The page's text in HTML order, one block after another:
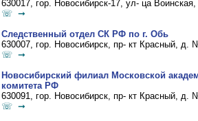
630017, гор. Новосибирск-17, ул- ца
☏ ➞
Следственный отдел СК РФ по г. Обь
630007, гор. Новосибирск, пр- кт Красный, д.
☏ ➞
Новосибирский филиал Московской
комитета РФ
630091, гор. Новосибирск, пр- кт Красный, д.
☏ ➞